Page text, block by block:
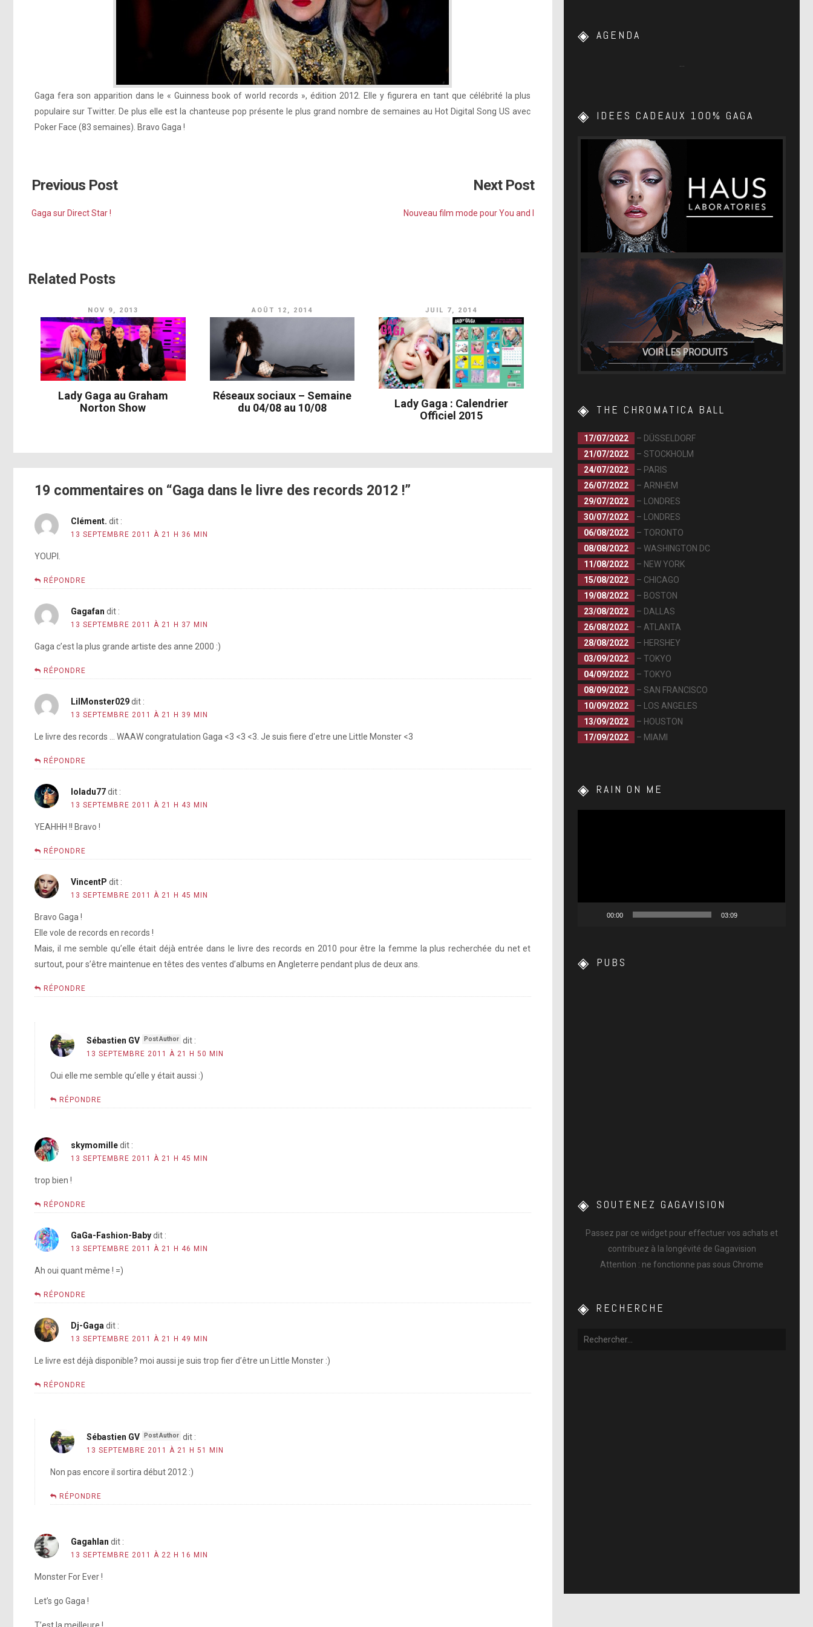
Gaga fera son apparition dans le « Guinness book of world records », édition 2012. Elle y figurera en tant que célébrité la plus
populaire sur Twitter. De plus elle est la chanteuse pop présente le plus grand nombre de semaines au Hot Digital Song US avec
Poker Face (83 semaines). Bravo Gaga !
Previous Post
Gaga sur Direct Star !
Next Post
Nouveau film mode pour You and I
Related Posts
NOV 9, 2013
Lady Gaga au Graham
Norton Show
AOÛT 12, 2014
Réseaux sociaux – Semaine
du 04/08 au 10/08
JUIL 7, 2014
Lady Gaga : Calendrier
Officiel 2015
19 commentaires on “Gaga dans le livre des records 2012 !”
Clément. dit :
13 SEPTEMBRE 2011 À 21 H 36 MIN
YOUPI.
RÉPONDRE
Gagafan dit :
13 SEPTEMBRE 2011 À 21 H 37 MIN
Gaga c’est la plus grande artiste des anne 2000 :)
RÉPONDRE
LilMonster029dit :
13 SEPTEMBRE 2011 À 21 H 39 MIN
Le livre des records … WAAW congratulation Gaga <3 <3 <3. Je suis fiere d'etre une Little Monster <3
RÉPONDRE
loladu77dit :
13 SEPTEMBRE 2011 À 21 H 43 MIN
YEAHHH !! Bravo !
RÉPONDRE
VincentP dit :
13 SEPTEMBRE 2011 À 21 H 45 MIN
Bravo Gaga !
Elle vole de records en records !
Mais, il me semble qu’elle était déjà entrée dans le livre des records en 2010 pour être la femme la plus recherchée du net et
surtout, pour s’être maintenue en têtes des ventes d’albums en Angleterre pendant plus de deux ans.
RÉPONDRE
Sébastien GV dit :
13 SEPTEMBRE 2011 À 21 H 50 MIN
Oui elle me semble qu’elle y était aussi :)
RÉPONDRE
skymomilledit :
13 SEPTEMBRE 2011 À 21 H 45 MIN
trop bien !
RÉPONDRE
GaGa-Fashion-Babydit :
13 SEPTEMBRE 2011 À 21 H 46 MIN
Ah oui quant même ! =)
RÉPONDRE
Dj-Gaga dit :
13 SEPTEMBRE 2011 À 21 H 49 MIN
Le livre est déjà disponible? moi aussi je suis trop fier d’être un Little Monster :)
RÉPONDRE
Sébastien GV dit :
13 SEPTEMBRE 2011 À 21 H 51 MIN
Non pas encore il sortira début 2012 :)
RÉPONDRE
Gagahlan dit :
13 SEPTEMBRE 2011 À 22 H 16 MIN
Monster For Ever !
Let’s go Gaga !
AGENDA
IDEES CADEAUX 100% GAGA
THE CHROMATICA BALL
17/07/2022
– DÜSSELDORF
21/07/2022
– STOCKHOLM
24/07/2022
– PARIS
26/07/2022
– ARNHEM
29/07/2022
– LONDRES
30/07/2022
– LONDRES
06/08/2022
– TORONTO
08/08/2022
– WASHINGTON DC
11/08/2022
– NEW YORK
15/08/2022
– CHICAGO
19/08/2022
– BOSTON
23/08/2022
– DALLAS
26/08/2022
– ATLANTA
28/08/2022
– HERSHEY
03/09/2022
– TOKYO
04/09/2022
– TOKYO
08/09/2022
– SAN FRANCISCO
10/09/2022
– LOS ANGELES
13/09/2022
– HOUSTON
17/09/2022
– MIAMI
RAIN ON ME
00:00 03:09
PUBS
SOUTENEZ GAGAVISION
Passez par ce widget pour effectuer vos achats et
contribuez à la longévité de Gagavision
Attention : ne fonctionne pas sous Chrome
RECHERCHE